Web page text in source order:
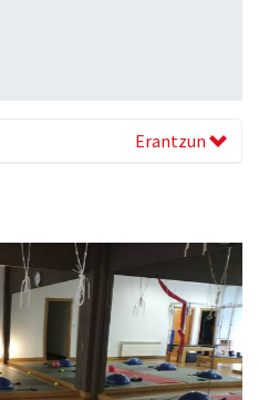
Erantzun